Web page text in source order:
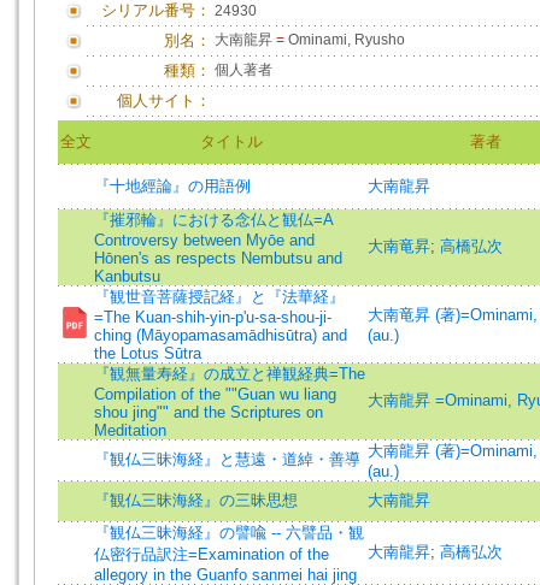
シリアル番号： 24930
別名： 大南龍昇 = Ominami, Ryusho
種類： 個人著者
個人サイト：
全文 タイトル 著者
『十地經論』の用語例
大南龍昇
『摧邪輪』における念仏と観仏=A
Controversy between Myōe and
Hōnen's as respects Nembutsu and
Kanbutsu
大南竜昇; 高橋弘次
『観世音菩薩授記経』と『法華経』
=The Kuan-shih-yin-p'u-sa-shou-ji-
ching (Māyopamasamādhisūtra) and
the Lotus Sūtra
大南竜昇 (著
(au.)
『観無量寿経』の成立と禅観経典=The
Compilation of the ""Guan wu liang
shou jing"" and the Scriptures on
Meditation
大南龍昇 =Ominami,
『観仏三昧海経』と慧遠・道綽・善導 大南龍昇 (著
(au.)
『観仏三昧海経』の三昧思想
大南龍昇
『観仏三昧海経』の譬喩 -- 六譬品・観
仏密行品訳注=Examination of the
allegory in the Guanfo sanmei hai jing
大南龍昇; 高橋弘次